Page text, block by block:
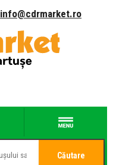
info@cdrmarket.ro
Căutare